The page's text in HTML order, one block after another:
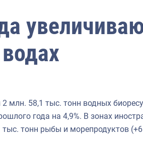
млн. 58,1 тыс. тонн водных
года на 4,9%. В зонах
тонн рыбы и морепродуктов